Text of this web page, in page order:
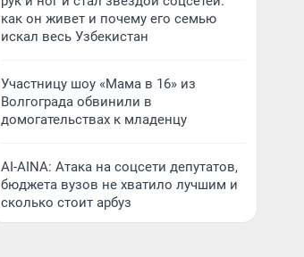
как он живет и почему его семью
искал весь Узбекистан
Участницу шоу «Мама в 16» из
Волгограда обвинили в
домогательствах к младенцу
AI-AINA: Атака на соцсети депутатов,
бюджета вузов не хватило лучшим и
сколько стоит арбуз